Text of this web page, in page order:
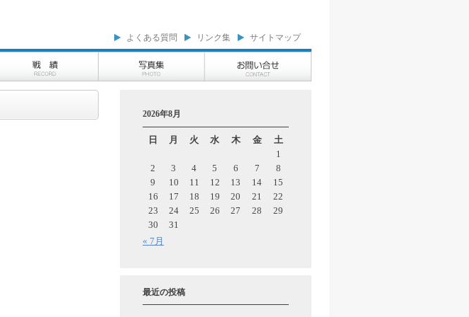
よくある質問 リンク集 サイトマップ
2026年8月
日 月 火 水 木 金 土
« 7月
1
2
3 4 5 6 7
8
9
10 11 12 13 14
15
16
17 18 19 20 21
22
23
24 25 26 27 28
29
30
31
最近の投稿